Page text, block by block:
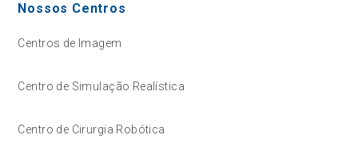
Nossos Centros
Centros de Imagem
Centro de Simulação Realística
Centro de Cirurgia Robótica